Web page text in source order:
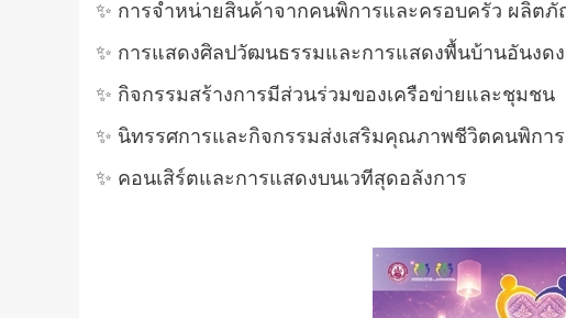
✨ การจำหน่ายสินค้าจากคนพิการและครอบครัว ผลิต
✨ การแสดงศิลปวัฒนธรรมและการแสดงพื้นบ้านอันงด
✨ กิจกรรมสร้างการมีส่วนร่วมของเครือข่ายและชุมชน
✨ นิทรรศการและกิจกรรมส่งเสริมคุณภาพชีวิตคนพิการ
✨ คอนเสิร์ตและการแสดงบนเวทีสุดอลังการ